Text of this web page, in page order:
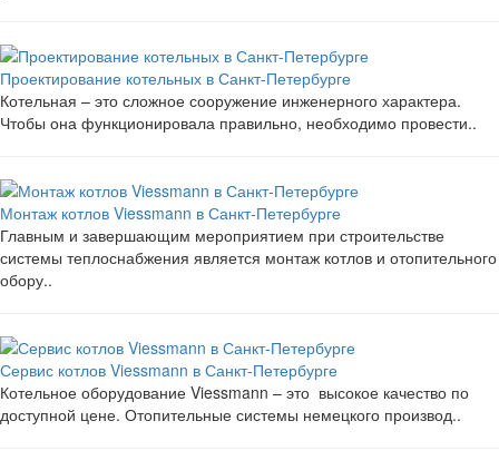
Проектирование котельных в Санкт-Петербурге
Котельная – это сложное сооружение инженерного характера.
Чтобы она функционировала правильно, необходимо провести..
Монтаж котлов Viessmann в Санкт-Петербурге
Главным и завершающим мероприятием при строительстве
системы теплоснабжения является монтаж котлов и отопительного
обору..
Сервис котлов Viessmann в Санкт-Петербурге
Котельное оборудование Viessmann – это высокое качество по
доступной цене. Отопительные системы немецкого производ..